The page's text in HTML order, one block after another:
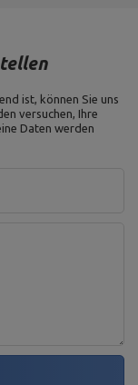
ist, können Sie uns
versuchen, Ihre
Daten werden